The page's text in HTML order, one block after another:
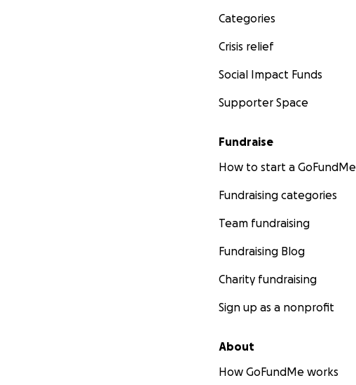
Categories
Crisis relief
Social Impact Funds
Supporter Space
Fundraise
How to start a GoFundMe
Fundraising categories
Team fundraising
Fundraising Blog
Charity fundraising
Sign up as a nonprofit
About
How GoFundMe works